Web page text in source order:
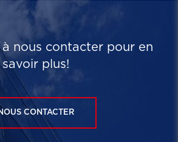
à nous contacter pour en
savoir plus!
CONTACTER